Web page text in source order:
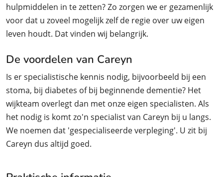
hulpmiddelen in te zetten? Zo zorgen we er gezamenlijk
voor dat u zoveel mogelijk zelf de regie over uw eigen
leven houdt. Dat vinden wij belangrijk.
De voordelen van Careyn
Is er specialistische kennis nodig, bijvoorbeeld bij een
stoma, bij diabetes of bij beginnende dementie? Het
wijkteam overlegt dan met onze eigen specialisten. Als
het nodig is komt zo'n specialist van Careyn bij u langs.
We noemen dat 'gespecialiseerde verpleging'. U zit bij
Careyn dus altijd goed.